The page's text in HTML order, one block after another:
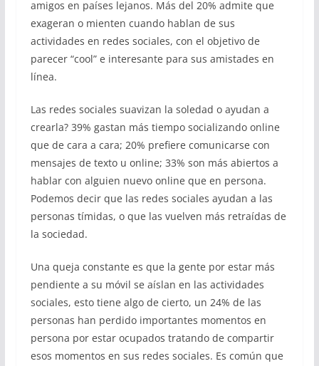
amigos en países lejanos. Más del 20% admite que
exageran o mienten cuando hablan de sus
actividades en redes sociales, con el objetivo de
parecer “cool” e interesante para sus amistades en
línea.
Las redes sociales suavizan la soledad o ayudan a
crearla? 39% gastan más tiempo socializando online
que de cara a cara; 20% prefiere comunicarse con
mensajes de texto u online; 33% son más abiertos a
hablar con alguien nuevo online que en persona.
Podemos decir que las redes sociales ayudan a las
personas tímidas, o que las vuelven más retraídas de
la sociedad.
Una queja constante es que la gente por estar más
pendiente a su móvil se aíslan en las actividades
sociales, esto tiene algo de cierto, un 24% de las
personas han perdido importantes momentos en
persona por estar ocupados tratando de compartir
esos momentos en sus redes sociales. Es común que